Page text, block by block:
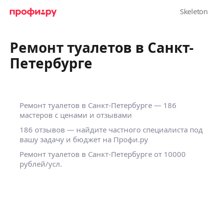
Ремонт туалетов в Санкт-
Петербурге
Ремонт туалетов в Санкт-Петербурге — 186
мастеров с ценами и отзывами
186 отзывов — найдите частного специалиста под
вашу задачу и бюджет на Профи.ру
Ремонт туалетов в Санкт-Петербурге от 10000
рублей/усл.